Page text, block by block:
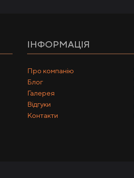
ІНФОРМАЦІЯ
Про компанію
Блог
Галерея
Відгуки
Контакти